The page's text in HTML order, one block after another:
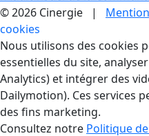
© 2026 Cinergie |
cookies
Gestion des
Nous utilisons des cookies
essentielles du site,
Analytics) et intégrer des
Dailymotion). Ces services
des fins marketing.
Consultez notre Politique